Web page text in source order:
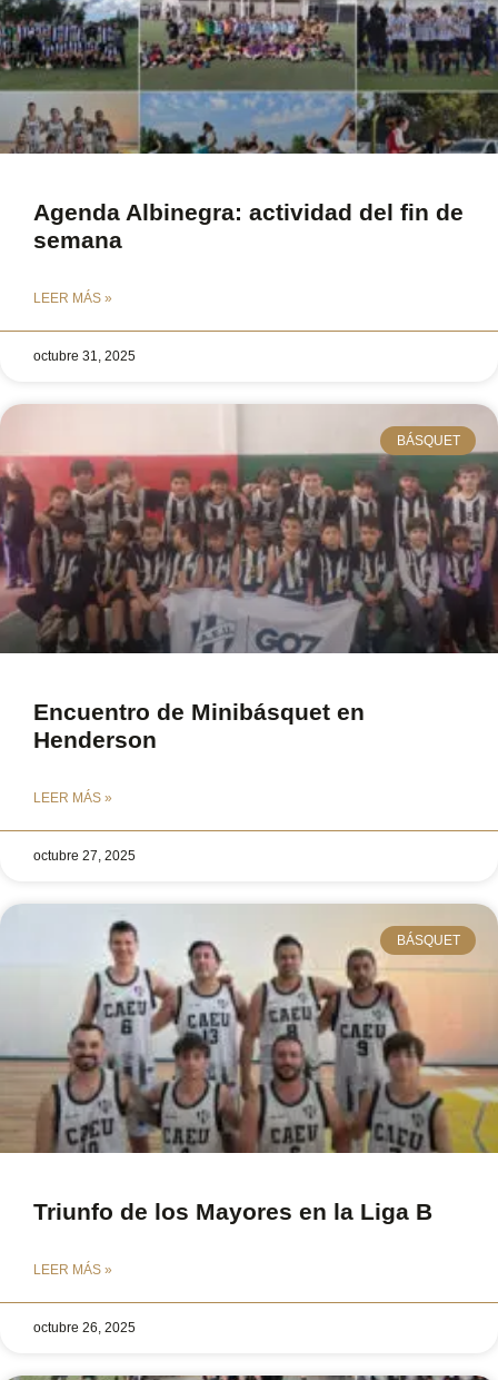
Agenda Albinegra: actividad del fin de
semana
LEER MÁS »
octubre 31, 2025
BÁSQUET
Encuentro de Minibásquet en
Henderson
LEER MÁS »
octubre 27, 2025
BÁSQUET
Triunfo de los Mayores en la Liga B
LEER MÁS »
octubre 26, 2025